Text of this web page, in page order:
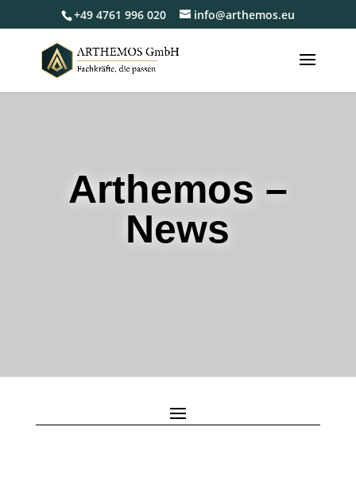
+49 4761 996 020 info@arthemos.eu
Arthemos –
News